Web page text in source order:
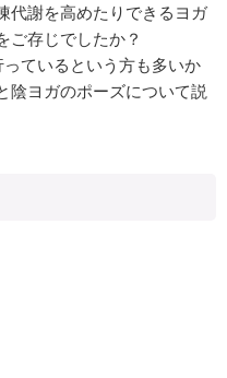
代謝を高めたりできるヨガ
ご存じでしたか？
ているという方も多いか
陰ヨガのポーズについて説